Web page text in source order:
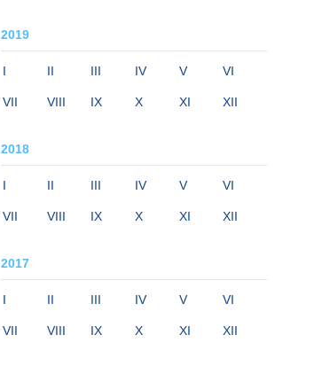
2019
I II III IV V VI
VII VIII IX X XI XII
2018
I II III IV V VI
VII VIII IX X XI XII
2017
I II III IV V VI
VII VIII IX X XI XII